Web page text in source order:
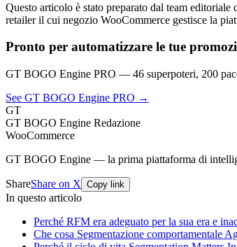
Questo articolo è stato preparato dal team
retailer il cui negozio WooCommerce gestisce la
Pronto per automatizzare le tue
GT BOGO Engine PRO — 46 superpoteri, 200
See GT BOGO Engine PRO →
GT
GT BOGO Engine Redazione
WooCommerce
GT BOGO Engine — la prima piattaforma di
ShareShare on X Copy link
In questo articolo
Perché RFM era adeguato per la sua era e
Che cosa Segmentazione comportamentale